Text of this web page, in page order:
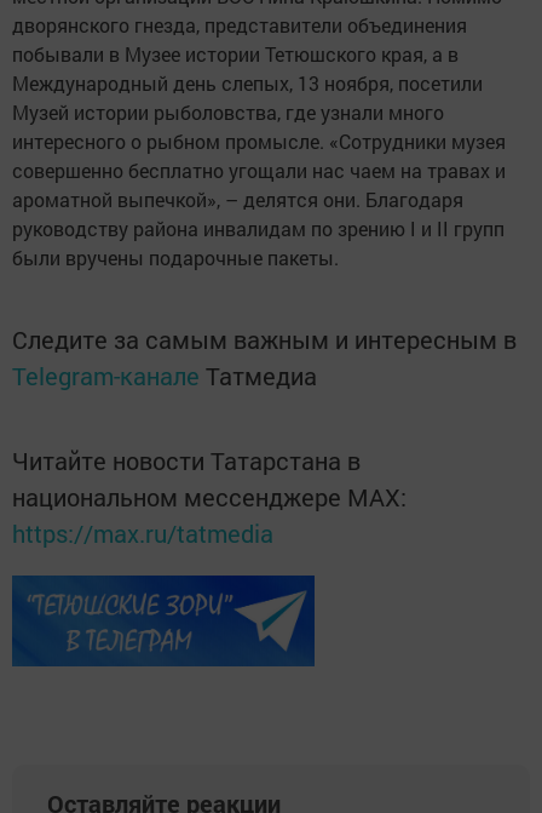
дворянского гнезда, представители объединения
побывали в Музее истории Тетюшского края, а в
Международный день слепых, 13 ноября, посетили
Музей истории рыболовства, где узнали много
интересного о рыбном промысле. «Сотрудники музея
совершенно бесплатно угощали нас чаем на травах и
ароматной выпечкой», – делятся они. Благодаря
руководству района инвалидам по зрению I и II групп
были вручены подарочные пакеты.
Следите за самым важным и интересным в
Telegram-канале Татмедиа
Читайте новости Татарстана в
национальном мессенджере MАХ:
https://max.ru/tatmedia
Оставляйте реакции